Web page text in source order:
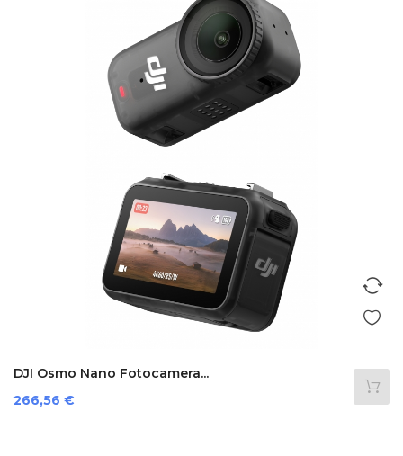
DJI Osmo Nano Fotocamera...
Prezzo
266,56 €